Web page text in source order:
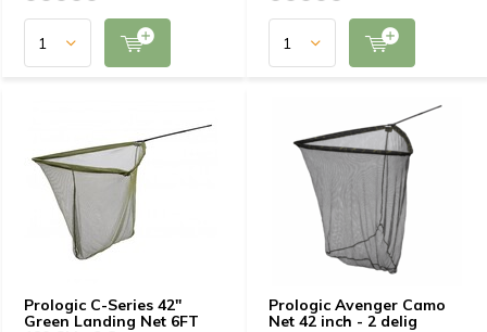
Prologic C-Series 42"
Green Landing Net 6FT
Prologic Avenger Camo
Net 42 inch - 2 delig